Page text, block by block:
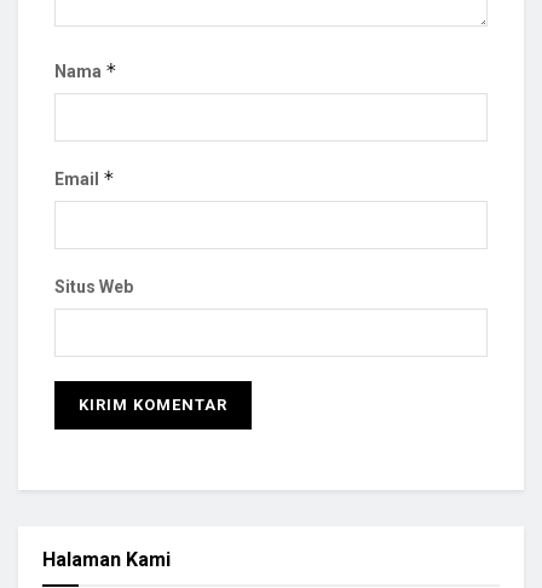
Nama *
Email *
Situs Web
Halaman Kami